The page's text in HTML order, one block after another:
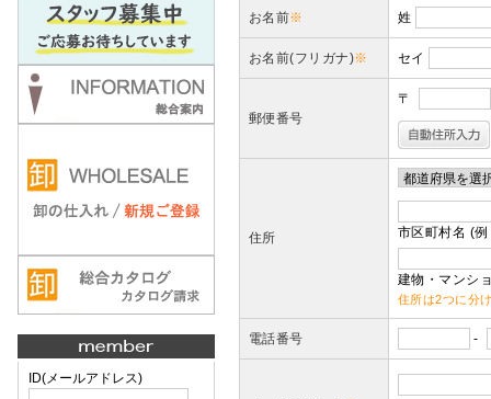
ID(メールアドレス)
お名前※ 姓
お名前(フリガナ)※ セイ
郵便番号
〒
住所 市区町村名 (
建物・マンシ
住所は2つに分
電話番号 -